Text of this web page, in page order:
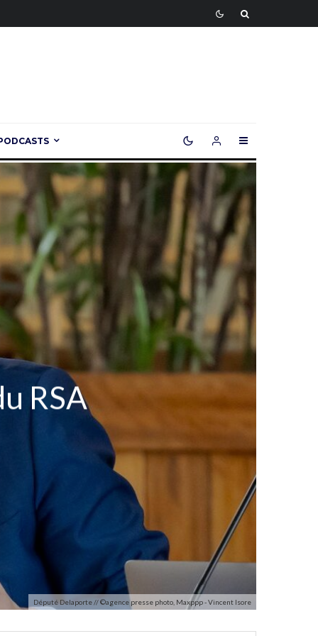
Député Delaporte // ©agence presse photo, Maxppp - Vincent Isore
RSA